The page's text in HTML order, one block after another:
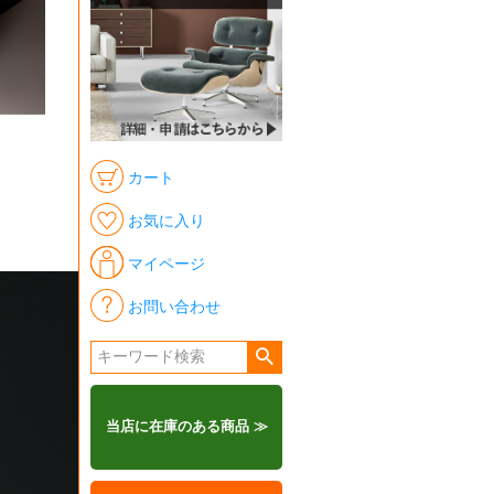
カート
お気に入り
マイページ
お問い合わせ
当店に在庫のある商品 ≫